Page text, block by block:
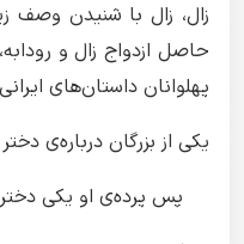
زال، زال با شنیدن وصف
حاصل ازدواج زال و
پهلوانان داستان‌های
یکی از بزرگان درباره‌ی
پس پرده‌ی او یکی